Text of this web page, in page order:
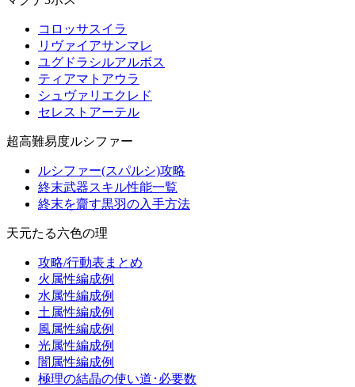
コロッサスイラ
リヴァイアサンマレ
ユグドラシルアルボス
ティアマトアウラ
シュヴァリエクレド
セレストアーテル
超高難易度ルシファー
ルシファー(スパルシ)攻略
終末武器スキル性能一覧
終末を齎す黒羽の入手方法
天元たる六色の理
攻略/行動表まとめ
火属性編成例
水属性編成例
土属性編成例
風属性編成例
光属性編成例
闇属性編成例
極理の結晶の使い道･必要数